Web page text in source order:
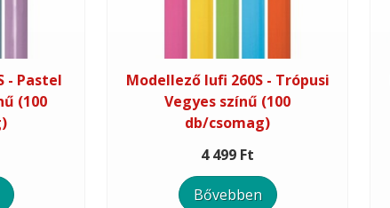
- Pastel
(100
Modellező lufi 260S - Trópusi
Vegyes színű (100
db/csomag)
4 499 Ft
Bővebben